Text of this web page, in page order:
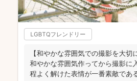
LGBTQフレンドリー
【和やかな雰囲気での撮影を大
和やかな雰囲気作ってから撮影に
程よく解けた表情が一番素敵であ